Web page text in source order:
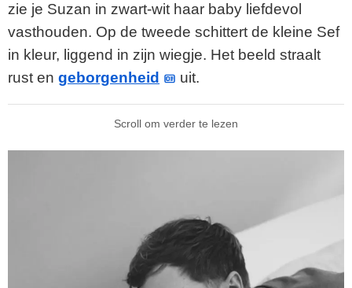
zie je Suzan in zwart-wit haar baby liefdevol
vasthouden. Op de tweede schittert de kleine Sef
in kleur, liggend in zijn wiegje. Het beeld straalt
rust en geborgenheid uit.
Scroll om verder te lezen